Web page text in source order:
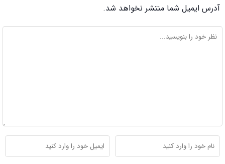
آدرس ایمیل شما منتشر نخواهد شد.